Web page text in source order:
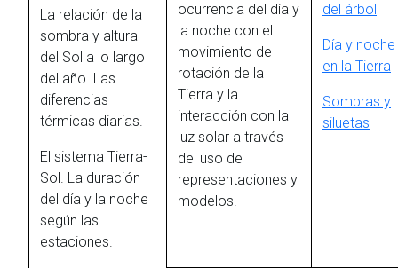
La relación de la
sombra y altura
del Sol a lo largo
del año. Las
diferencias
térmicas diarias.
El sistema Tierra-
Sol. La duración
del día y la noche
según las
estaciones.
ocurrencia del día y
la noche con el
movimiento de
rotación de la
Tierra y la
interacción con la
luz solar a través
del uso de
representaciones y
modelos.
del árbol
Día y noche
en la Tierra
Sombras y
siluetas